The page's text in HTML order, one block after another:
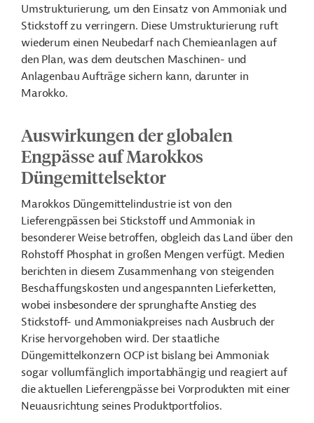
Umstrukturierung, um den Einsatz von Ammoniak und
Stickstoff zu verringern. Diese Umstrukturierung ruft
wiederum einen Neubedarf nach Chemieanlagen auf
den Plan, was dem deutschen Maschinen- und
Anlagenbau Aufträge sichern kann, darunter in
Marokko.
Auswirkungen der globalen
Engpässe auf Marokkos
Düngemittelsektor
Marokkos Düngemittelindustrie ist von den
Lieferengpässen bei Stickstoff und Ammoniak in
besonderer Weise betroffen, obgleich das Land über den
Rohstoff Phosphat in großen Mengen verfügt. Medien
berichten in diesem Zusammenhang von steigenden
Beschaffungskosten und angespannten Lieferketten,
wobei insbesondere der sprunghafte Anstieg des
Stickstoff- und Ammoniakpreises nach Ausbruch der
Krise hervorgehoben wird. Der staatliche
Düngemittelkonzern OCP ist bislang bei Ammoniak
sogar vollumfänglich importabhängig und reagiert auf
die aktuellen Lieferengpässe bei Vorprodukten mit einer
Neuausrichtung seines Produktportfolios.